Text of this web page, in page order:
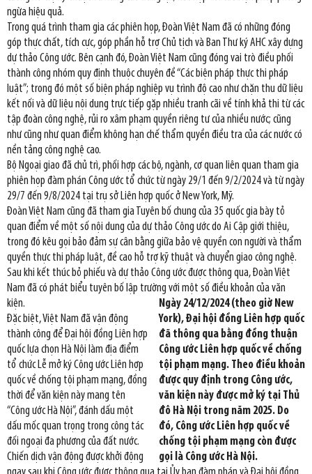
ngừa hiệu quả.
Trong quá trình tham gia các phiên họp, Đoàn Việt Nam đã có những đóng
góp thực chất, tích cực, góp phần hỗ trợ Chủ tịch và Ban Thư ký AHC xây dựng
dự thảo Công ước. Bên cạnh đó, Đoàn Việt Nam cũng đóng vai trò điều phối
thành công nhóm quy định thuộc chuyên đề “Các biện pháp thực thi pháp
luật”; trong đó một số biện pháp nghiệp vụ trình độ cao như chặn thu dữ liệu
kết nối và dữ liệu nội dung trực tiếp gặp nhiều tranh cãi về tính khả thi từ các
tập đoàn công nghệ, rủi ro xâm phạm quyền riêng tư của nhiều nước; cũng
như cũng như quan điểm không hạn chế thẩm quyền điều tra của các nước có
nền tảng công nghệ cao.
Bộ Ngoại giao đã chủ trì, phối hợp các bộ, ngành, cơ quan liên quan tham gia
phiên họp đàm phán Công ước tổ chức từ ngày 29/1 đến 9/2/2024 và từ ngày
29/7 đến 9/8/2024 tại trụ sở Liên hợp quốc ở New York, Mỹ.
Đoàn Việt Nam cũng đã tham gia Tuyên bố chung của 35 quốc gia bày tỏ
quan điểm về một số nội dung của dự thảo Công ước do Ai Cập giới thiệu,
trong đó kêu gọi bảo đảm sự cân bằng giữa bảo vệ quyền con người và thẩm
quyền thực thi pháp luật, đề cao hỗ trợ kỹ thuật và chuyển giao công nghệ.
Sau khi kết thúc bỏ phiếu và dự thảo Công ước được thông qua, Đoàn Việt
Nam đã có phát biểu tuyên bố lập trường với một số điều khoản của văn
kiện.
Ngày 24/12/2024 (theo giờ New
York), Đại hội đồng Liên hợp quốc
đã thông qua bằng đồng thuận
Công ước Liên hợp quốc về chống
tội phạm mạng. Theo điều khoản
được quy định trong Công ước,
văn kiện này được mở ký tại Thủ
đô Hà Nội trong năm 2025. Do
đó, Công ước Liên hợp quốc về
chống tội phạm mạng còn được
gọi là Công ước Hà Nội.
Đặc biệt, Việt Nam đã vận động
thành công để Đại hội đồng Liên hợp
quốc lựa chọn Hà Nội làm địa điểm
tổ chức Lễ mở ký Công ước Liên hợp
quốc về chống tội phạm mạng, đồng
thời để văn kiện này mang tên
“Công ước Hà Nội”, đánh dấu một
dấu mốc quan trọng trong công tác
đối ngoại đa phương của đất nước.
Chiến dịch vận động được khởi động